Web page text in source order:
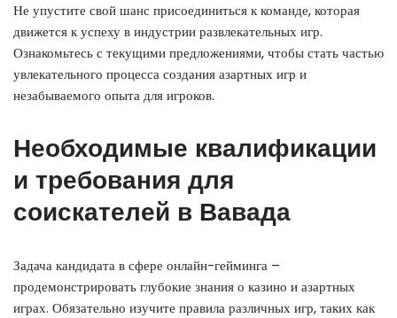
Не упустите свой шанс присоединиться к команде, которая
движется к успеху в индустрии развлекательных игр.
Ознакомьтесь с текущими предложениями, чтобы стать частью
увлекательного процесса создания азартных игр и
незабываемого опыта для игроков.
Необходимые квалификации
и требования для
соискателей в Вавада
Задача кандидата в сфере онлайн-гейминга –
продемонстрировать глубокие знания о казино и азартных
играх. Обязательно изучите правила различных игр, таких как